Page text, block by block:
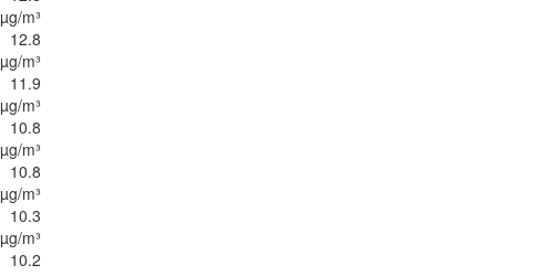
µg/m³
12.8
µg/m³
11.9
µg/m³
10.8
µg/m³
10.8
µg/m³
10.3
µg/m³
10.2